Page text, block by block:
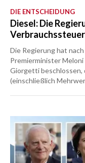
DIE ENTSCHEIDUNG
Diesel: Die
Die Regierung hat
Premierminister Meloni
Giorgetti beschlossen,
(einschließlich